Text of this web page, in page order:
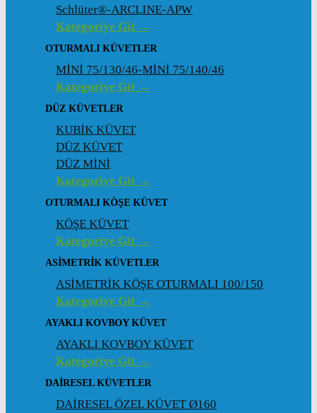
Schlüter®-ARCLINE-APW
Kategoriye Git →
OTURMALI KÜVETLER
MİNİ 75/130/46-MİNİ 75/140/46
Kategoriye Git →
DÜZ KÜVETLER
KUBİK KÜVET
DÜZ KÜVET
DÜZ MİNİ
Kategoriye Git →
OTURMALI KÖŞE KÜVET
KÖŞE KÜVET
Kategoriye Git →
ASIMETRIK KÜVETLER
ASİMETRİK KÖŞE OTURMALI 100/150
Kategoriye Git →
AYAKLI KOVBOY KÜVET
AYAKLI KOVBOY KÜVET
Kategoriye Git →
DAIRESEL KÜVETLER
DAİRESEL ÖZEL KÜVET Ø160